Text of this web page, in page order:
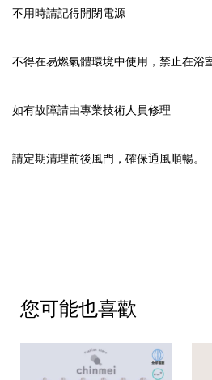
不用時請記得開閉電源
不得在易燃氣體環境中使用，禁止在浴
如有故障請由專業技術人員修理
請定期清理前後風門，確保通風順暢。
您可能也喜歡